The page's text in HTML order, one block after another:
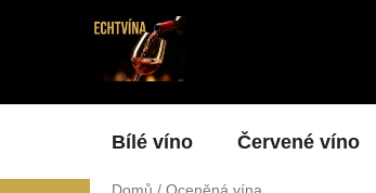
Bílé víno Červené víno
Domů / Oceněná vína